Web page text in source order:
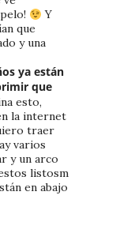
Y
que
y una
ya están
que
esto,
la internet
traer
varios
y un arco
listosm
en abajo